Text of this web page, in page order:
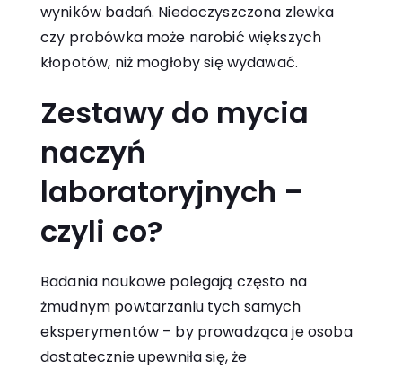
wyników badań. Niedoczyszczona zlewka
czy probówka może narobić większych
kłopotów, niż mogłoby się wydawać.
Zestawy do mycia
naczyń
laboratoryjnych –
czyli co?
Badania naukowe polegają często na
żmudnym powtarzaniu tych samych
eksperymentów – by prowadząca je osoba
dostatecznie upewniła się, że